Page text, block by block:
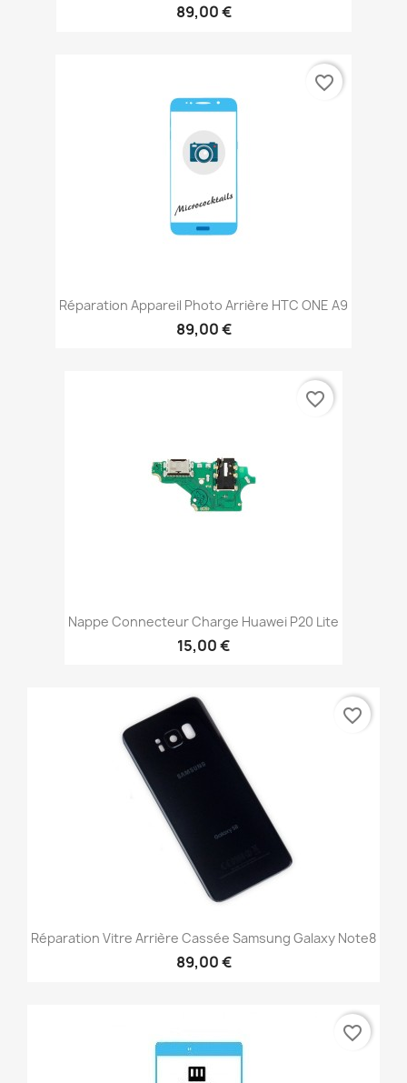
89,00 €
Réparation Appareil Photo Arrière HTC ONE A9
89,00 €
favorite_border
Nappe Connecteur Charge Huawei P20 Lite
15,00 €
favorite_border
Réparation Vitre Arrière Cassée Samsung Galaxy Note8
89,00 €
favorite_border
favorite_border